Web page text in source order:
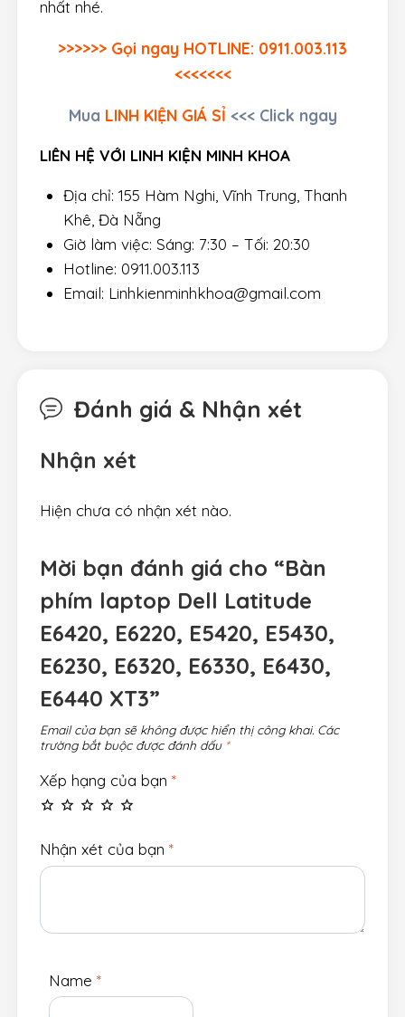
nhất nhé.
>>>>>> Gọi ngay HOTLINE: 0911.003.113
<<<<<<<
Mua LINH KIỆN GIÁ SỈ <<< Click ngay
LIÊN HỆ VỚI LINH KIỆN MINH KHOA
Địa chỉ: 155 Hàm Nghi, Vĩnh Trung, Thanh
Khê, Đà Nẵng
Giờ làm việc: Sáng: 7:30 – Tối: 20:30
Hotline: 0911.003.113
Email: Linhkienminhkhoa@gmail.com
Đánh giá & Nhận xét
Nhận xét
Hiện chưa có nhận xét nào.
Mời bạn đánh giá cho “Bàn
phím laptop Dell Latitude
E6420, E6220, E5420, E5430,
E6230, E6320, E6330, E6430,
E6440 XT3”
Email của bạn sẽ không được hiển thị công khai. Các
trường bắt buộc được đánh dấu *
Xếp hạng của bạn *
Nhận xét của bạn *
Name *